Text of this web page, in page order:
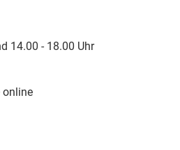
14.00 - 18.00 Uhr
online